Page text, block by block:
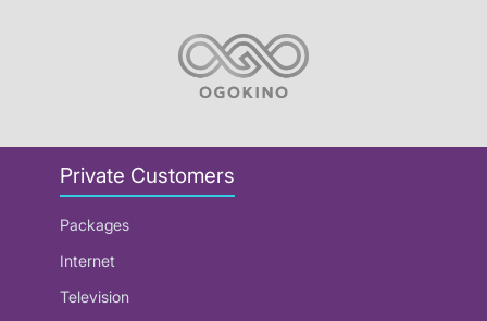
Private Customers
Packages
Internet
Television